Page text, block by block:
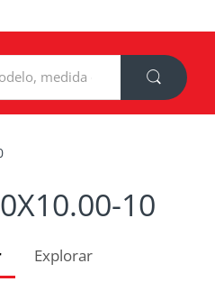
10
Explorar